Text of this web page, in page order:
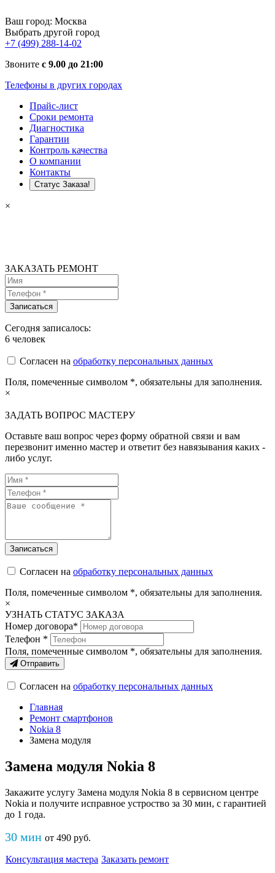
Ваш город: Москва
Выбрать другой город
+7 (499) 288-14-02
Звоните с 9.00 до 21:00
Телефоны в других городах
Прайс-лист
Сроки ремонта
Диагностика
Гарантии
Контроль качества
О компании
Контакты
Статус Заказа!
×
ЗАКАЗАТЬ РЕМОНТ
Сегодня записалось:
6 человек
Согласен на обработку персональных данных
Поля, помеченные символом *, обязательны для заполнения.
×
ЗАДАТЬ ВОПРОС МАСТЕРУ
Оставьте ваш вопрос через форму обратной связи и вам
перезвонит именно мастер и ответит без навязывания каких -
либо услуг.
Согласен на обработку персональных данных
Поля, помеченные символом *, обязательны для заполнения.
×
УЗНАТЬ СТАТУС ЗАКАЗА
Номер договора*
Телефон *
Поля, помеченные символом *, обязательны для заполнения.
Отправить
Согласен на обработку персональных данных
Главная
Ремонт смартфонов
Nokia 8
Замена модуля
Замена модуля Nokia 8
Закажите услугу Замена модуля Nokia 8 в сервисном центре
Nokia и получите исправное устроство за 30 мин, с гарантией
до 1 года.
30 мин от 490 руб.
Консультация мастера Заказать ремонт